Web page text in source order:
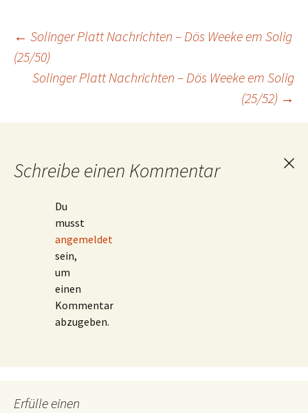
Beitragsnavigation
← Solinger Platt Nachrichten – Dös Weeke em Solig
(25/50)
Solinger Platt Nachrichten – Dös Weeke em Solig
(25/52) →
Schreibe einen Kommentar
Du
musst
angemeldet
sein,
um
einen
Kommentar
abzugeben.
Erfülle einen